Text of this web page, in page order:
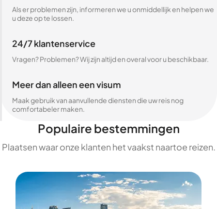
Als er problemen zijn, informeren we u onmiddellijk en helpen we
u deze op te lossen.
24/7 klantenservice
Vragen? Problemen? Wij zijn altijd en overal voor u beschikbaar.
Meer dan alleen een visum
Maak gebruik van aanvullende diensten die uw reis nog
comfortabeler maken.
Populaire bestemmingen
Plaatsen waar onze klanten het vaakst naartoe reizen.